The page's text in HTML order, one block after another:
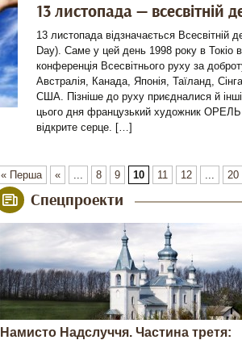
13 листопада — всесвітній
13 листопада відзначається Всесвітній
Day). Саме у цей день 1998 року в Токіо
конференція Всесвітнього руху за
Австралія, Канада, Японія, Таїланд,
США. Пізніше до руху приєдналися й
цього дня французький художник
відкрите серце. […]
« Перша « ... 8 9 10 11 12 ...
20
Спецпроекти
Намисто Надслуччя. Частина третя: